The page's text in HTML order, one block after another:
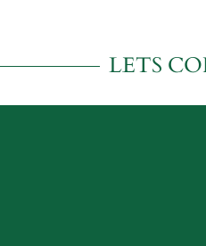
LETS